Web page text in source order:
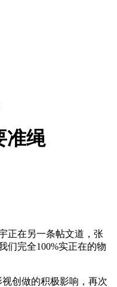
准绳
在另一条帖文道，张
们完全100%实正在的物
创做的积极影响，再次